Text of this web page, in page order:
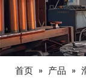
首页 » 产品 »